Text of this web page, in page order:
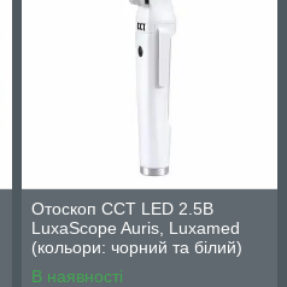
Отоскоп CCT LED 2.5В
LuxaScope Auris, Luxamed
(кольори: чорний та білий)
В наявності